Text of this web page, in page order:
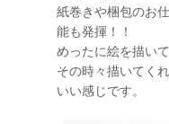
紙巻きや梱包のお
能も発揮！！
めったに絵を描い
その時々描いてく
いい感じです。